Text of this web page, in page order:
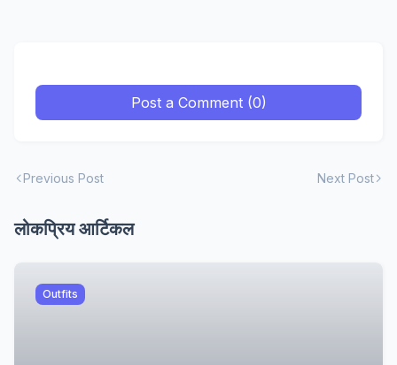
Post a Comment (0)
Previous Post Next Post
लोकप्रिय आर्टिकल
Outfits